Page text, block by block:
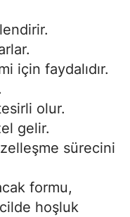
için faydalıdır.
olur.
gelir.
sürecini
formu,
cilde hoşluk